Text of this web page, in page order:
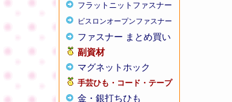
フラットニットファスナー
ビスロンオープンファスナー
ファスナー まとめ買い
副資材
マグネットホック
手芸ひも・コード・テープ
金・銀打ちひも